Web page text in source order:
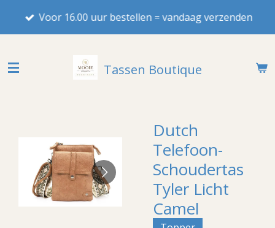
hoofdinhoud
Voor 16.00 uur bestellen = vandaag verzenden
Tassen Boutique
Dutch
Telefoon-
Schoudertas
Tyler Licht
Camel